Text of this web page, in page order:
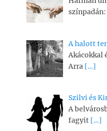
színpadán:
A halott
Akácokkal
Arra […]
Szilvi és
A
fagyit […]